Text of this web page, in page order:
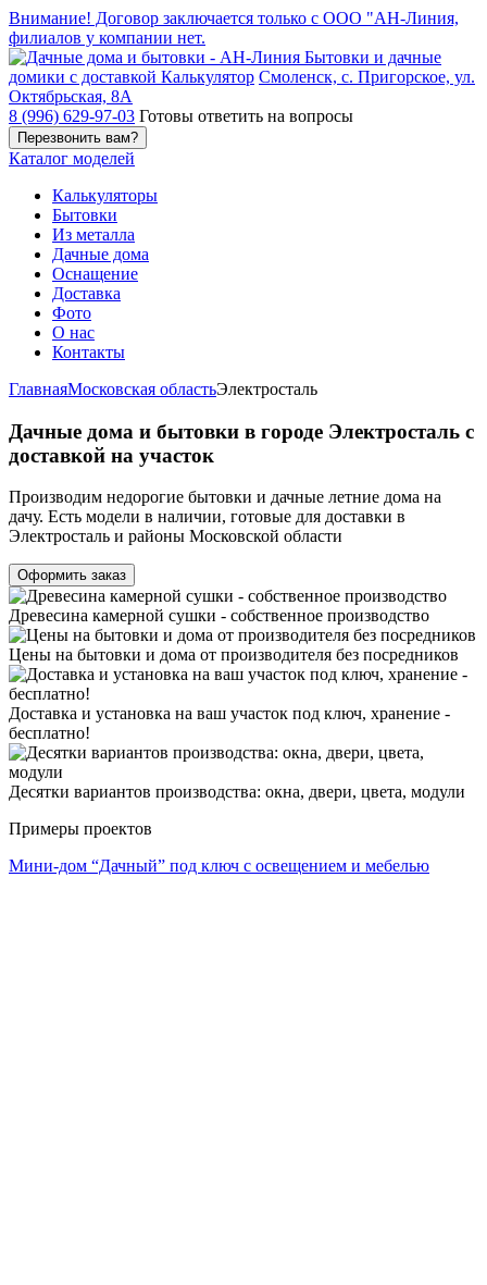
Внимание! Договор заключается только с ООО "АН-Линия,
филиалов у компании нет.
Бытовки и дачные
домики с доставкой Калькулятор Смоленск, с. Пригорское, ул.
Октябрьская, 8А
8 (996) 629-97-03 Готовы ответить на вопросы
Каталог моделей
Калькуляторы
Бытовки
Из металла
Дачные дома
Оснащение
Доставка
Фото
О нас
Контакты
ГлавнаяМосковская областьЭлектросталь
Дачные дома и бытовки в городе Электросталь с
доставкой на участок
Производим недорогие бытовки и дачные летние дома на
дачу. Есть модели в наличии, готовые для доставки в
Электросталь и районы Московской области
Древесина камерной сушки - собственное производство
Цены на бытовки и дома от производителя без посредников
Доставка и установка на ваш участок под ключ, хранение -
бесплатно!
Десятки вариантов производства: окна, двери, цвета, модули
Примеры проектов
Мини-дом “Дачный” под ключ с освещением и мебелью